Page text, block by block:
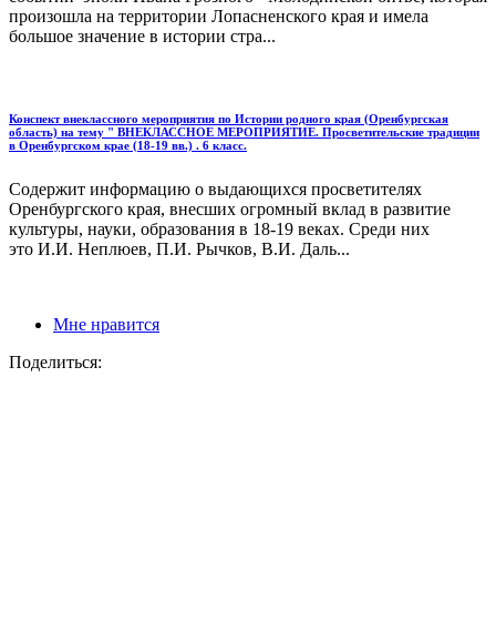
произошла на территории Лопасненского края и имела
большое значение в истории стра...
Конспект внеклассного мероприятия по Истории родного края (Оренбургская
область) на тему " ВНЕКЛАССНОЕ МЕРОПРИЯТИЕ. Просветительские традиции
в Оренбургском крае (18-19 вв.) . 6 класс.
Содержит информацию о выдающихся просветителях
Оренбургского края, внесших огромный вклад в развитие
культуры, науки, образования в 18-19 веках. Среди них
это И.И. Неплюев, П.И. Рычков, В.И. Даль...
Мне нравится
Поделиться: